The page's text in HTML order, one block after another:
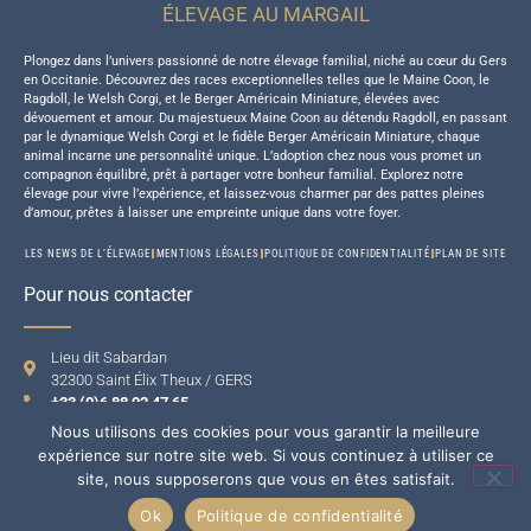
ÉLEVAGE AU MARGAIL
Plongez dans l’univers passionné de notre élevage familial, niché au cœur du Gers
en Occitanie. Découvrez des races exceptionnelles telles que le Maine Coon, le
Ragdoll, le Welsh Corgi, et le Berger Américain Miniature, élevées avec
dévouement et amour. Du majestueux Maine Coon au détendu Ragdoll, en passant
par le dynamique Welsh Corgi et le fidèle Berger Américain Miniature, chaque
animal incarne une personnalité unique. L’adoption chez nous vous promet un
compagnon équilibré, prêt à partager votre bonheur familial. Explorez notre
élevage pour vivre l’expérience, et laissez-vous charmer par des pattes pleines
d’amour, prêtes à laisser une empreinte unique dans votre foyer.
LES NEWS DE L’ÉLEVAGE MENTIONS LÉGALES POLITIQUE DE CONFIDENTIALITÉ PLAN DE SITE
Pour nous contacter
Lieu dit Sabardan
32300 Saint Élix Theux / GERS
+33 (0)6 88 92 47 65
Nous utilisons des cookies pour vous garantir la meilleure
expérience sur notre site web. Si vous continuez à utiliser ce
site, nous supposerons que vous en êtes satisfait.
Ok
Politique de confidentialité